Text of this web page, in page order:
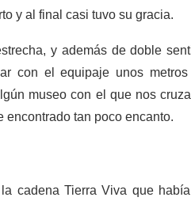
y al final casi tuvo su gracia.
y además de doble
con el equipaje unos
museo con el que nos
encontrado tan poco encanto.
cadena Tierra Viva que